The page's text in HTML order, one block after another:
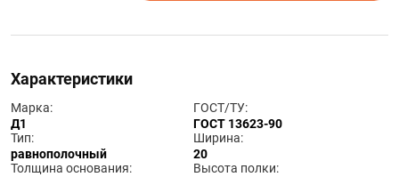
Характеристики
Марка:
Д1
ГОСТ/ТУ:
ГОСТ 13623-90
Тип:
равнополочный
Ширина:
20
Толщина основания:
Высота полки: